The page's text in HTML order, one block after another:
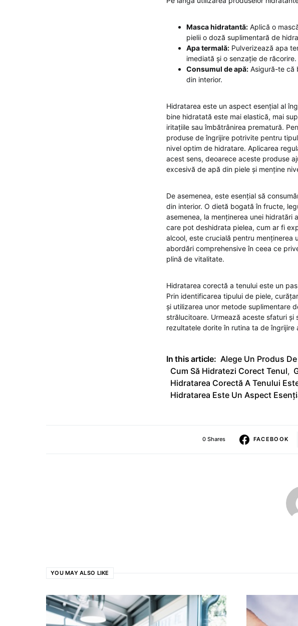
Masca hidratantă: Aplică o
pielii o doză suplimentară de
Apa termală: Pulverizează apa
imediată și o senzație de răcorire.
Consumul de apă: Asigură-te că
din interior.
Hidratarea este un aspect esențial al
bine hidratată este mai elastică, mai
iritațiile sau îmbătrânirea prematură.
produse de îngrijire potrivite pentru
nivel optim de hidratare. Aplicarea
acest sens, deoarece aceste produse
excesivă de apă din piele și menține
De asemenea, este esențial să
din interior. O dietă bogată în fructe,
asemenea, la menținerea unei
care pot deshidrata pielea, cum ar fi
alcool, este crucială pentru menținerea
abordări comprehensive în ceea ce
plină de vitalitate.
Hidratarea corectă a tenului este un
Prin identificarea tipului de piele,
și utilizarea unor metode suplimentare
strălucitoare. Urmează aceste sfaturi
rezultatele dorite în rutina ta de îngrijire
In this article: Alege Un Produs
Cum Să Hidratezi Corect Tenul,
Hidratarea Corectă A Tenului
Hidratarea Este Un Aspect
0 Shares FACEBOOK
YOU MAY ALSO LIKE